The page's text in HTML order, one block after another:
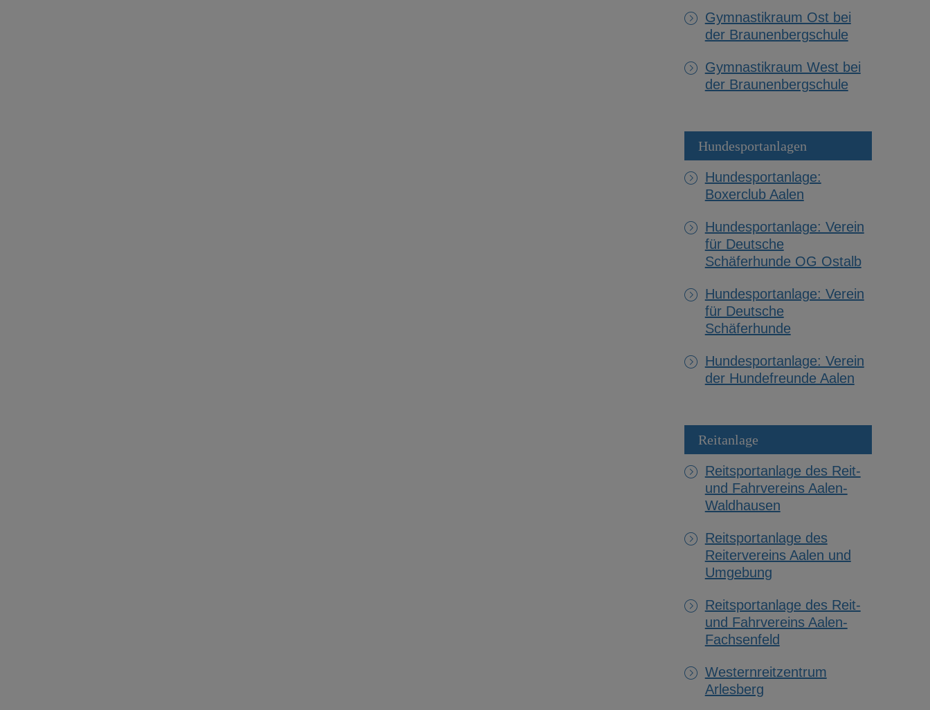
Gymnastikraum Ost bei
der Braunenbergschule
Gymnastikraum West bei
der Braunenbergschule
Hundesportanlagen
Hundesportanlage:
Boxerclub Aalen
Hundesportanlage: Verein
für Deutsche
Schäferhunde OG Ostalb
Hundesportanlage: Verein
für Deutsche
Schäferhunde
Hundesportanlage: Verein
der Hundefreunde Aalen
Reitanlage
Reitsportanlage des Reit-
und Fahrvereins Aalen-
Waldhausen
Reitsportanlage des
Reitervereins Aalen und
Umgebung
Reitsportanlage des Reit-
und Fahrvereins Aalen-
Fachsenfeld
Westernreitzentrum
Arlesberg